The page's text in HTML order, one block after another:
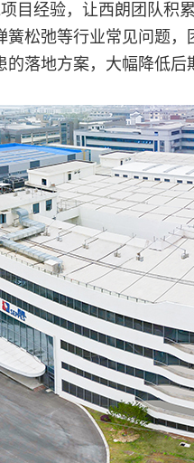
目经验，让西朗团队积
松弛等行业常见问题
落地方案，大幅降低后